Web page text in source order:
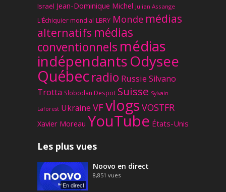
Israël Jean-Dominique Michel Julian Assange
L'Échiquier mondial LBRY Monde médias
alternatifs médias
conventionnels médias
indépendantsOdysee
Québec radio Russie Silvano
Trotta Slobodan Despot Suisse Sylvain
Laforest Ukraine VFvlogs VOSTFR
Xavier Moreau YouTube États-Unis
Les plus vues
En direct
Noovo en direct
8,851 vues